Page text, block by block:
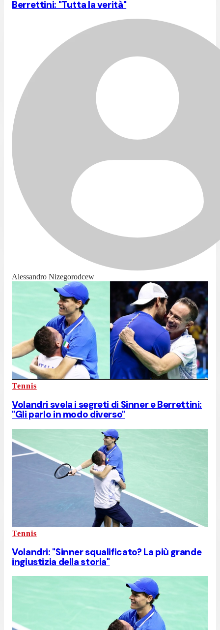
Berrettini: "Tutta la verità"
Alessandro Nizegorodcew
Tennis
Volandri svela i segreti di Sinner e Berrettini:
"Gli parlo in modo diverso"
Tennis
Volandri: "Sinner squalificato? La più grande
ingiustizia della storia"